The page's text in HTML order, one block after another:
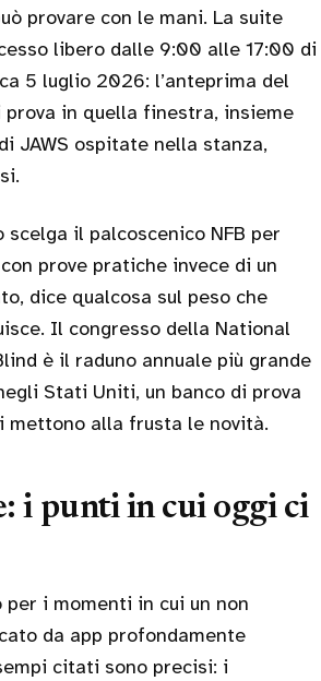
provare con le mani. La suite
libero dalle 9:00 alle 17:00 di
5 luglio 2026: l’anteprima del
prova in quella finestra, insieme
JAWS ospitate nella stanza,
il palcoscenico NFB per
prove pratiche invece di un
dice qualcosa sul peso che
Il congresso della National
è il raduno annuale più grande
Stati Uniti, un banco di prova
mettono alla frusta le novità.
i punti in cui oggi ci
per i momenti in cui un non
da app profondamente
citati sono precisi: i